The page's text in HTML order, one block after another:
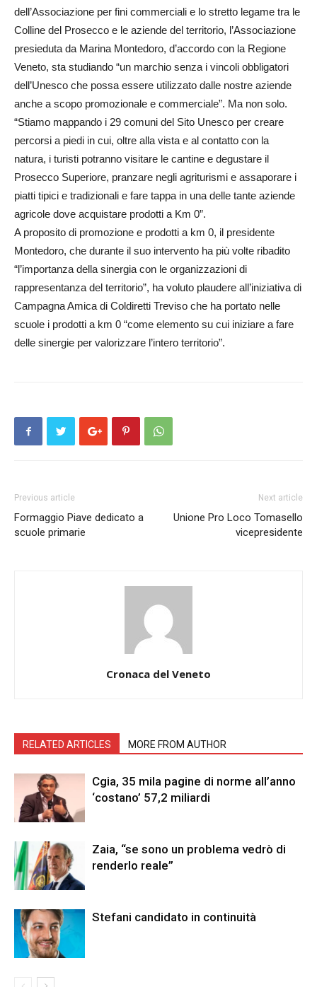
dell’Associazione per fini commerciali e lo stretto legame tra le
Colline del Prosecco e le aziende del territorio, l’Associazione
presieduta da Marina Montedoro, d’accordo con la Regione
Veneto, sta studiando “un marchio senza i vincoli obbligatori
dell’Unesco che possa essere utilizzato dalle nostre aziende
anche a scopo promozionale e commerciale”. Ma non solo.
“Stiamo mappando i 29 comuni del Sito Unesco per creare
percorsi a piedi in cui, oltre alla vista e al contatto con la
natura, i turisti potranno visitare le cantine e degustare il
Prosecco Superiore, pranzare negli agriturismi e assaporare i
piatti tipici e tradizionali e fare tappa in una delle tante aziende
agricole dove acquistare prodotti a Km 0”.
A proposito di promozione e prodotti a km 0, il presidente
Montedoro, che durante il suo intervento ha più volte ribadito
“l’importanza della sinergia con le organizzazioni di
rappresentanza del territorio”, ha voluto plaudere all’iniziativa di
Campagna Amica di Coldiretti Treviso che ha portato nelle
scuole i prodotti a km 0 “come elemento su cui iniziare a fare
delle sinergie per valorizzare l’intero territorio”.
Previous article
Formaggio Piave dedicato a
scuole primarie
Next article
Unione Pro Loco Tomasello
vicepresidente
Cronaca del Veneto
RELATED ARTICLES MORE FROM AUTHOR
Cgia, 35 mila pagine di norme all’anno
‘costano’ 57,2 miliardi
Zaia, “se sono un problema vedrò di
renderlo reale”
Stefani candidato in continuità